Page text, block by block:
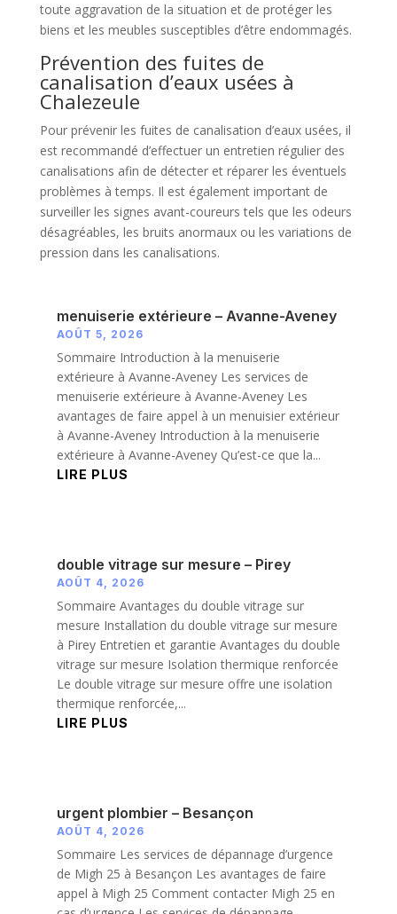
toute aggravation de la situation et de protéger les
biens et les meubles susceptibles d’être endommagés.
Prévention des fuites de
canalisation d’eaux usées à
Chalezeule
Pour prévenir les fuites de canalisation d’eaux usées, il
est recommandé d’effectuer un entretien régulier des
canalisations afin de détecter et réparer les éventuels
problèmes à temps. Il est également important de
surveiller les signes avant-coureurs tels que les odeurs
désagréables, les bruits anormaux ou les variations de
pression dans les canalisations.
menuiserie extérieure – Avanne-Aveney
AOÛT 5, 2026
Sommaire Introduction à la menuiserie
extérieure à Avanne-Aveney Les services de
menuiserie extérieure à Avanne-Aveney Les
avantages de faire appel à un menuisier extérieur
à Avanne-Aveney Introduction à la menuiserie
extérieure à Avanne-Aveney Qu’est-ce que la...
LIRE PLUS
double vitrage sur mesure – Pirey
AOÛT 4, 2026
Sommaire Avantages du double vitrage sur
mesure Installation du double vitrage sur mesure
à Pirey Entretien et garantie Avantages du double
vitrage sur mesure Isolation thermique renforcée
Le double vitrage sur mesure offre une isolation
thermique renforcée,...
LIRE PLUS
urgent plombier – Besançon
AOÛT 4, 2026
Sommaire Les services de dépannage d’urgence
de Migh 25 à Besançon Les avantages de faire
appel à Migh 25 Comment contacter Migh 25 en